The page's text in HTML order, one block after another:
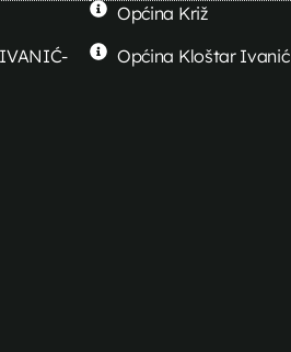
Općina Križ
Općina Kloštar Ivanić